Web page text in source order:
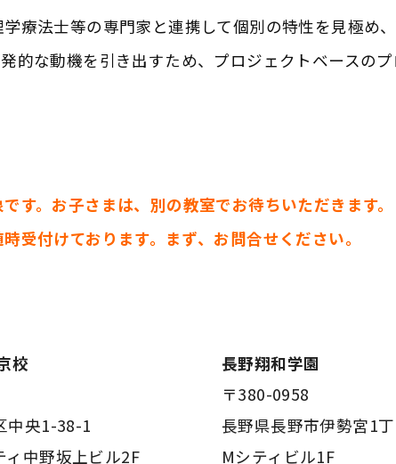
療法士等の専門家と連携して個別の特性を見極め
的な動機を引き出すため、プロジェクトベースのプ
す。お子さまは、別の教室でお待ちいただきます。
受付けております。まず、お問合せください。
校
中央1-38-1
ィ中野坂上ビル2F
長野翔和学園
〒380-0958
長野県長野市伊勢宮1
Mシティビル1F